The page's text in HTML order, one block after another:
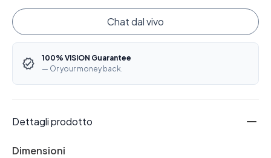
Chat dal vivo
100% VISION Guarantee
— Or your money back.
Dettagli prodotto
Dimensioni